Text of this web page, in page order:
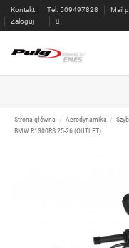
Kontakt Tel. 509497828 Mail
Zaloguj
Strona główna Aerodynamika
BMW R1300RS 25-26 (OUTLET)